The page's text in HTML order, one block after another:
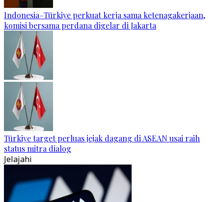
Indonesia–Türkiye perkuat kerja sama ketenagakerjaan,
komisi bersama perdana digelar di Jakarta
Türkiye target perluas jejak dagang di ASEAN usai raih
status mitra dialog
Jelajahi